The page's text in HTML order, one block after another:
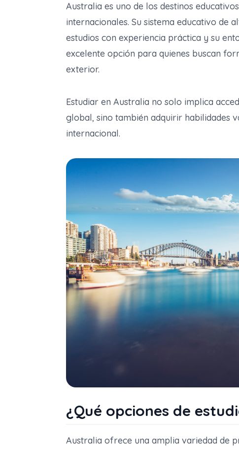
Australia es uno de los destinos
internacionales. Su sistema educativo de
estudios con experiencia práctica y su
excelente opción para quienes buscan
exterior.
Estudiar en Australia no solo implica
global, sino también adquirir habilidades
internacional.
¿Qué opciones de
Australia ofrece una amplia variedad de